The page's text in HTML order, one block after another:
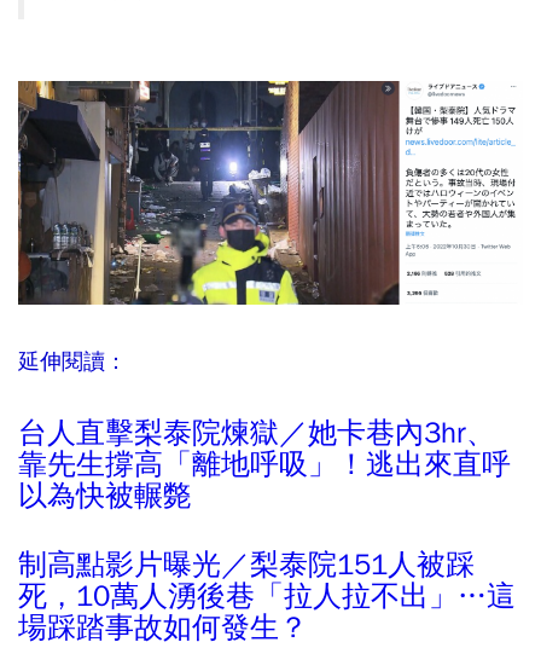
延伸閱讀：
台人直擊梨泰院煉獄／她卡巷內3hr、
靠先生撐高「離地呼吸」！逃出來直呼
以為快被輾斃
制高點影片曝光／梨泰院151人被踩
死，10萬人湧後巷「拉人拉不出」…這
場踩踏事故如何發生？